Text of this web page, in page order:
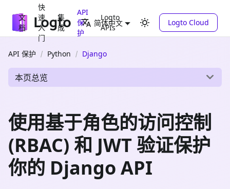
文
档
快
速
入
门
集
成
API
保
护
Logto
APIs
简体中文 Logto Cloud
API 保护 Python Django
本页总览
使用基于角色的访问控制
(RBAC) 和 JWT 验证保护
你的 Django API